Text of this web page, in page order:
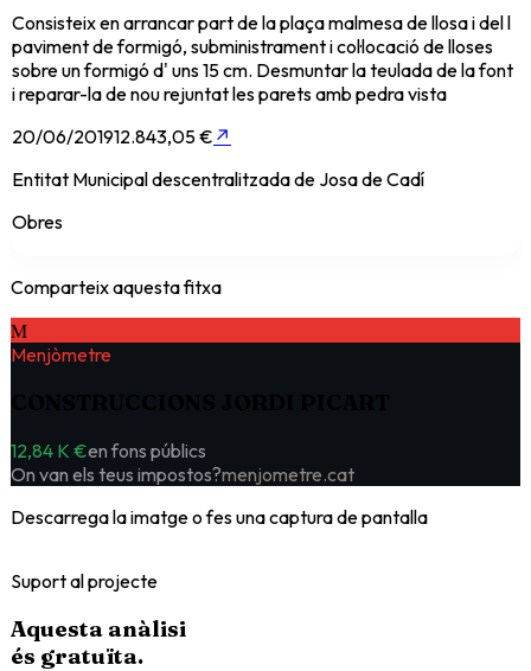
Consisteix en arrancar part de la plaça malmesa de llosa i del l
paviment de formigó, subministrament i col·locació de lloses
sobre un formigó d' uns 15 cm. Desmuntar la teulada de la font
i reparar-la de nou rejuntat les parets amb pedra vista
20/06/201912.843,05 € ↗
Entitat Municipal descentralitzada de Josa de Cadí
Obres
Comparteix aquesta fitxa
M
Menjòmetre
12,84 K €en fons públics
On van els teus impostos?menjometre.cat
Descarrega la imatge o fes una captura de pantalla
Suport al projecte
Aquesta anàlisi
és gratuïta.